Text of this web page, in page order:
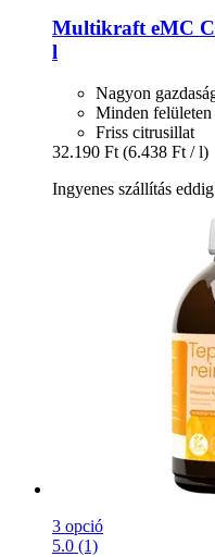
Multikraft eMC
l
Nagyon
Minden
Friss citrusillat
32.190 Ft (6.438 Ft / l)
Ingyenes szállítás
3 opció
5.0 (1)